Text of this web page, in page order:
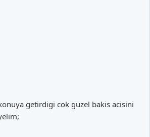
getirdigi cok guzel bakis acisini